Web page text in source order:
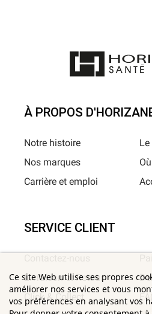
Ce site Web utilise ses propres
améliorer nos services et vous
vos préférences en analysant vos
À PROPOS
Notre histoire
Nos marques
Carrière et emploi
SERVICE CLIENT
Livraison et Retour
Click & Collect